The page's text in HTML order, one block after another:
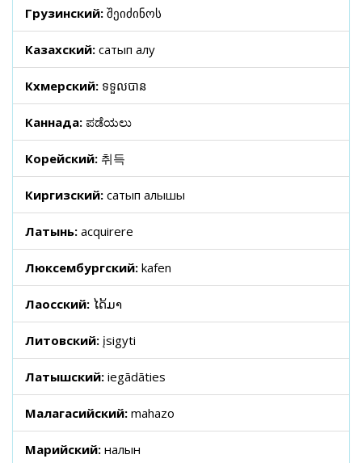
Грузинский: შეიძინოს
Казахский: сатып алу
Кхмерский: ទទួលបាន
Каннада: ಪಡೆಯಲು
Корейский: 취득
Киргизский: сатып алышы
Латынь: acquirere
Люксембургский: kafen
Лаосский: ໄດ້ມາ
Литовский: įsigyti
Латышский: iegādāties
Малагасийский: mahazo
Марийский: налын